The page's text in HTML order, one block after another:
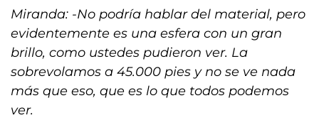
Miranda: -No podría hablar del material, pero
evidentemente es una esfera con un gran
brillo, como ustedes pudieron ver. La
sobrevolamos a 45.000 pies y no se ve nada
más que eso, que es lo que todos podemos
ver.